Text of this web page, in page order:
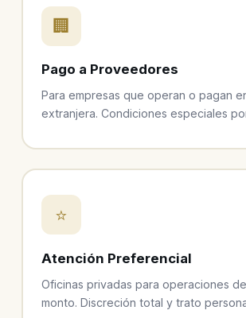
🏢
Pago a Proveedores
Para empresas que operan o pagan
extranjera. Condiciones especiales
⭐
Atención Preferencial
Oficinas privadas para operaciones
monto. Discreción total y trato